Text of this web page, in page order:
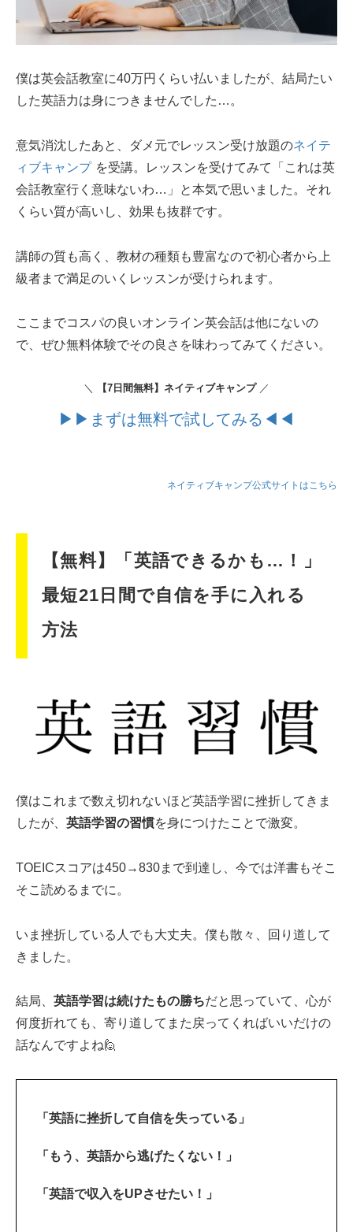
僕は英会話教室に40万円くらい払いましたが、結局たい
した英語力は身につきませんでした…。
意気消沈したあと、ダメ元でレッスン受け放題のネイテ
ィブキャンプ を受講。レッスンを受けてみて「これは英
会話教室行く意味ないわ…」と本気で思いました。それ
くらい質が高いし、効果も抜群です。
講師の質も高く、教材の種類も豊富なので初心者から上
級者まで満足のいくレッスンが受けられます。
ここまでコスパの良いオンライン英会話は他にないの
で、ぜひ無料体験でその良さを味わってみてください。
＼ 【7日間無料】ネイティブキャンプ／
▶▶まずは無料で試してみる◀◀
ネイティブキャンプ公式サイトはこちら
【無料】「英語できるかも…！」
最短21日間で自信を手に入れる
方法
僕はこれまで数え切れないほど英語学習に挫折してきま
したが、 英語学習の習慣を身につけたことで激変。
TOEICスコアは450→830まで到達し、今では洋書もそこ
そこ読めるまでに。
いま挫折している人でも大丈夫。僕も散々、回り道して
きました。
結局、 英語学習は続けたもの勝ちだと思っていて、心が
何度折れても、寄り道してまた戻ってくればいいだけの
話なんですよね🙋‍
「英語に挫折して自信を失っている」
「もう、英語から逃げたくない！」
「英語で収入をUPさせたい！」